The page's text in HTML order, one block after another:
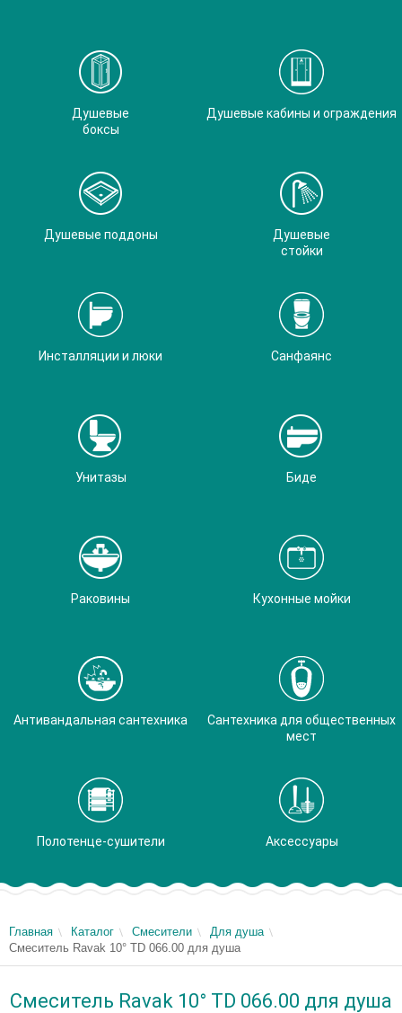
Душевые
боксы
Душевые кабины и ограждения
Душевые поддоны
Душевые
стойки
Инсталляции и люки Санфаянс
Унитазы Биде
Раковины Кухонные мойки
Антивандальная сантехника
Сантехника для общественных
мест
Полотенце-сушители Аксессуары
Главная Каталог Смесители
Для душа
Смеситель Ravak 10° TD 066.00 для душа
Смеситель Ravak 10° TD 066.00 для душа